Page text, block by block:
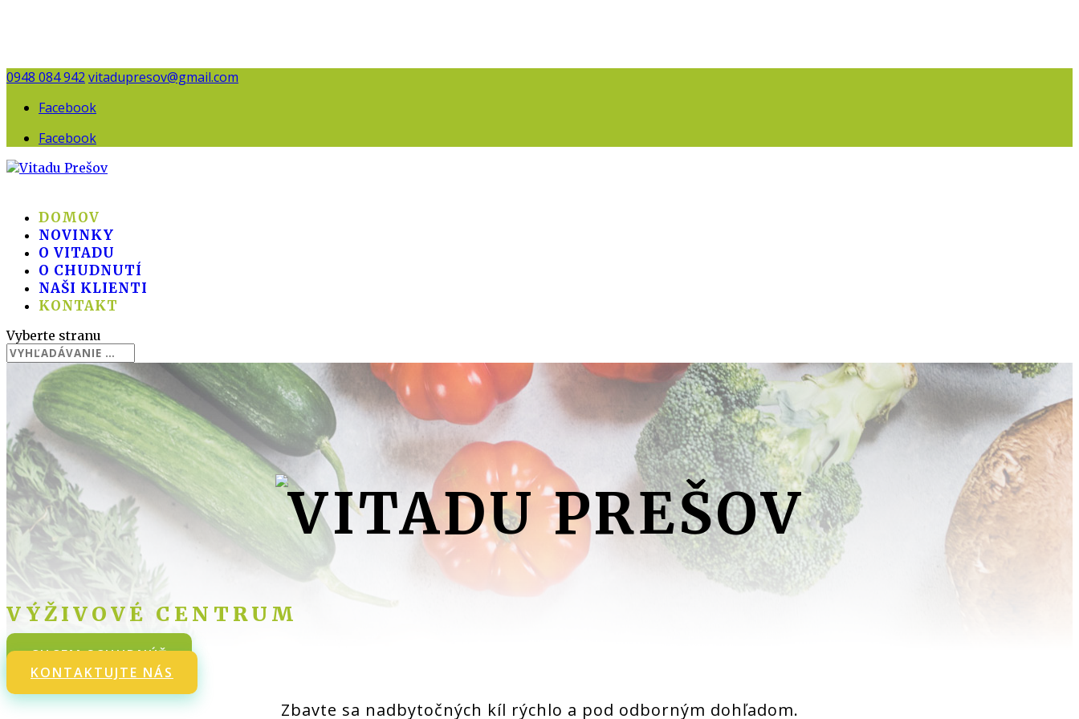
0948 084 942 vitadupresov@gmail.com
Facebook
Facebook
DOMOV
NOVINKY
O VITADU
O CHUDNUTÍ
NAŠI KLIENTI
KONTAKT
Vyberte stranu
VÝŽIVOVÉ CENTRUM
CHCEM SCHUDNÚŤ
KONTAKTUJTE NÁS
Zbavte sa nadbytočných kíl rýchlo a pod odborným dohľadom.